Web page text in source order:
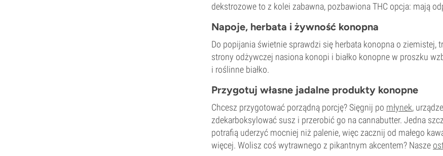
dekstrozowe to z kolei zabawna, pozbawiona THC opcja: mają
Napoje, herbata i żywność konopna
Do popijania świetnie sprawdzi się herbata konopna o ziemistej,
strony odżywczej nasiona konopi i białko konopne w proszku
i roślinne białko.
Przygotuj własne jadalne produkty konopne
Chcesz przygotować porządną porcję? Sięgnij po młynek,
zdekarboksylować susz i przerobić go na cannabutter. Jedna
potrafią uderzyć mocniej niż palenie, więc zacznij od małego
więcej. Wolisz coś wytrawnego z pikantnym akcentem? Nasze